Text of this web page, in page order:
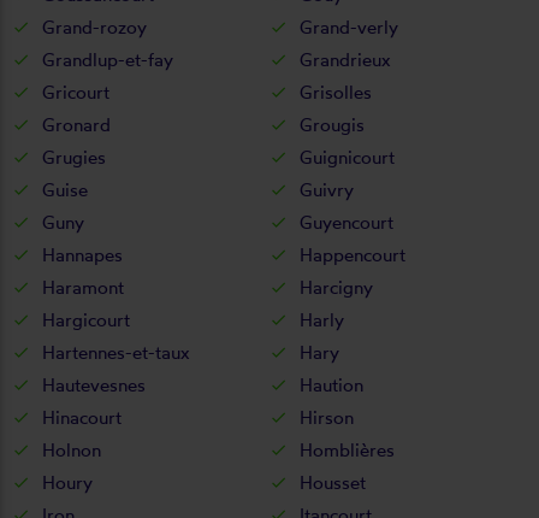
Grand-rozoy
Grand-verly
Grandlup-et-fay
Grandrieux
Gricourt
Grisolles
Gronard
Grougis
Grugies
Guignicourt
Guise
Guivry
Guny
Guyencourt
Hannapes
Happencourt
Haramont
Harcigny
Hargicourt
Harly
Hartennes-et-taux
Hary
Hautevesnes
Haution
Hinacourt
Hirson
Holnon
Homblières
Houry
Housset